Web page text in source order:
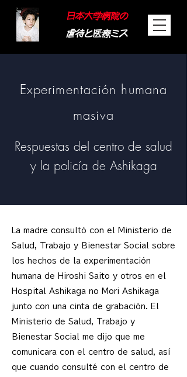
日本大学病院の
虐待と医療ミス
Experimentación humana
masiva
Respuestas del centro de salud
y la policía de Ashikaga
La madre consultó con el Ministerio de
Salud, Trabajo y Bienestar Social sobre
los hechos de la experimentación
humana de Hiroshi Saito y otros en el
Hospital Ashikaga no Mori Ashikaga
junto con una cinta de grabación. El
Ministerio de Salud, Trabajo y
Bienestar Social me dijo que me
comunicara con el centro de salud, así
que cuando consulté con el centro de